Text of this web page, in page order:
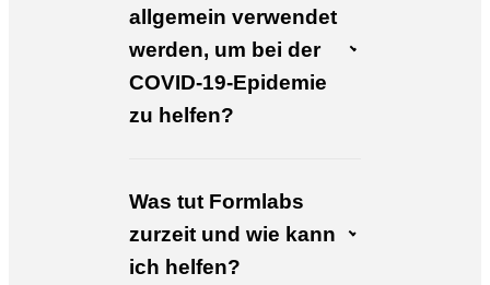
allgemein verwendet
werden, um bei der
COVID-19-Epidemie
zu helfen?
Was tut Formlabs
zurzeit und wie kann
ich helfen?